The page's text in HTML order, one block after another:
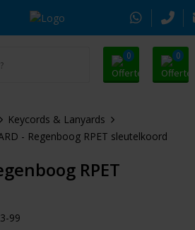
0 0
Keycords & Lanyards
- Regenboog RPET sleutelkoord
RPET
99